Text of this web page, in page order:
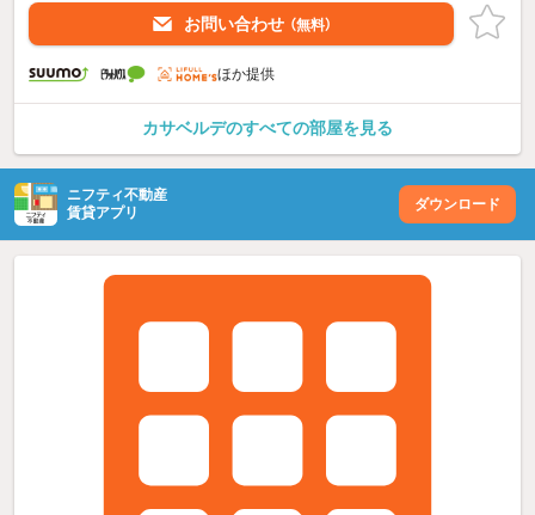
お問い合わせ （無料）
ほか提供
カサベルデのすべての部屋を見る
ニフティ不動産
賃貸アプリ
ダウンロード